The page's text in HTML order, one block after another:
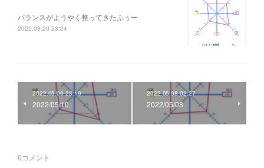
バランスがようやく整ってきたふぅー
2022.08.20 23:24
2022.05.09 23:19
2022/05/10
2022.05.08 02:27
2022/05/08
0コメント